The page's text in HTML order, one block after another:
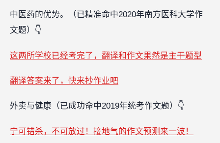
中医药的优势。（已精准命中2020年南方医科大学作
文题）👇
这两所学校已经考完了，翻译和作文果然是主干题型
翻译答案来了，快来抄作业吧
外卖与健康（已成功命中2019年统考作文题）👇
宁可错杀，不可放过！接地气的作文预测来一波！